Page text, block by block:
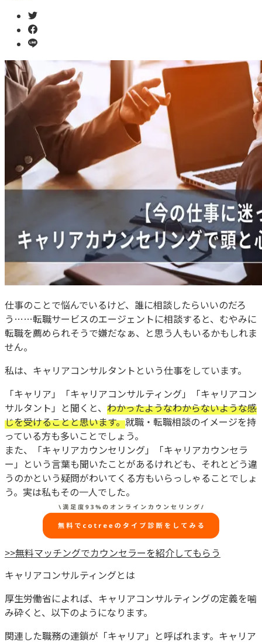
仕事のことで悩んでいるけど、誰に相談したらいいのだろ
う……転職サービスのエージェントに相談すると、むやみに
転職を薦められそうで嫌だなぁ、と思う人もいるかもしれま
せん。
私は、キャリアコンサルタントという仕事をしています。
「キャリア」「キャリアコンサルティング」「キャリアコン
サルタント」と聞くと、 わかったようなわからないような感
じを受けることと思います。就職・転職相談のイメージを持
っている方も多いことでしょう。
また、「キャリアカウンセリング」「キャリアカウンセラ
ー」という言葉も聞いたことがあるけれども、それとどう違
うのかという疑問がわいてくる方もいらっしゃることでしょ
う。実は私もその一人でした。
>>無料マッチングでカウンセラーを紹介してもらう
キャリアコンサルティングとは
厚生労働省によれば、キャリアコンサルティングの定義を噛
み砕くと、以下のようになります。
関連した職務の連鎖が「キャリア」と呼ばれます。キャリア